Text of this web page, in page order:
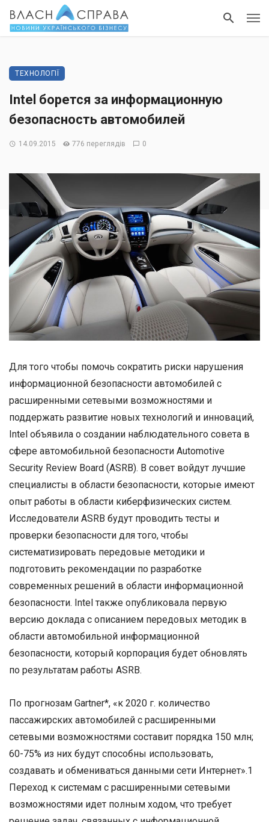
ТЕХНОЛОГІЇ
Intel борется за информационную
безопасность автомобилей
14.09.2015 776 переглядів 0
Для того чтобы помочь сократить риски нарушения
информационной безопасности автомобилей с
расширенными сетевыми возможностями и
поддержать развитие новых технологий и инноваций,
Intel объявила о создании наблюдательного совета в
сфере автомобильной безопасности Automotive
Security Review Board (ASRB). В совет войдут лучшие
специалисты в области безопасности, которые имеют
опыт работы в области киберфизических систем.
Исследователи ASRB будут проводить тесты и
проверки безопасности для того, чтобы
систематизировать передовые методики и
подготовить рекомендации по разработке
современных решений в области информационной
безопасности. Intel также опубликовала первую
версию доклада с описанием передовых методик в
области автомобильной информационной
безопасности, который корпорация будет обновлять
по результатам работы ASRB.
По прогнозам Gartner*, «к 2020 г. количество
пассажирских автомобилей с расширенными
сетевыми возможностями составит порядка 150 млн;
60-75% из них будут способны использовать,
создавать и обмениваться данными сети Интернет».1
Переход к системам с расширенными сетевыми
возможностями идет полным ходом, что требует